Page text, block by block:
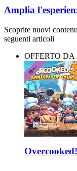
Amplia
Scoprite nuovi
seguenti articoli
OFFERTO